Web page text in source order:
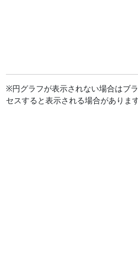
※円グラフが表示されない場合はブ
セスすると表示される場合があります